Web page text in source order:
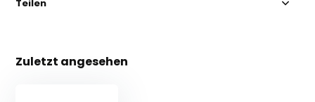
Teilen
Zuletzt angesehen